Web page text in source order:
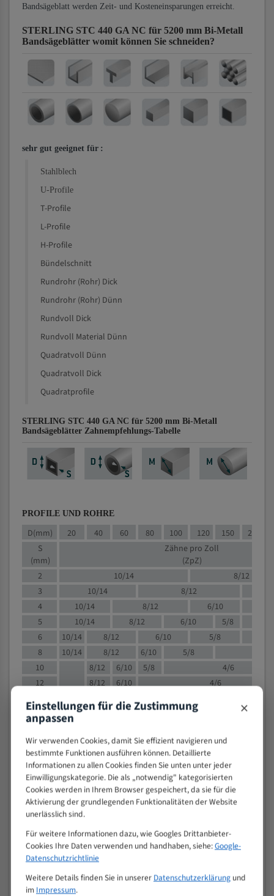
Bandsägeblatt werden Zeit- und Kosteneinsparungen erreicht.
STERLING STC 440 GA NC für 5200 mm Bi-Metall
Bandsägeblätter womit können Sie schneiden?
sehr gut geeignet für :
Stahlblech
U-Profile
T-Profile
L-Profile
H-Profile
Bündelschnitt
Rundrohr (Rohr) Dick
Rundrohr (Rohr) Dünn
Rundvoll Dick
Rundvoll Material Dünn
Quadratvoll Dünn
Quadratvoll Dick
Quadratprofile
STERLING STC 440 GA NC für 5200 mm Bi-Metall
Bandsägeblätter Zahnempfehlungs-Tabelle
PROFILE UND ROHRE
D(mm) 20 40 60 80 100 120 150 200
S
(mm)
Zähne pro Zoll
(ZpZ)
2
10/14
8/12
3
10/14 8/12
4
10/14 8/12 6/10
5
10/14 8/12 6/10
5/8
6
10/14 8/12 6/10
5/8
8
10/14 8/12 6/10 5/8
10
8/12 6/10 5/8
4/6
12
8/12 6/10
4/6
8/12 6/10
20
4/6
50
4/5
80
> 100
VOLLMATERIAL
Zoll (ZpZ))
>
25
10/14
15 - 40
8/12
25 - 50
Einstellungen für die Zustimmung
anpassen ×
Wir verwenden Cookies, damit Sie effizient navigieren und
bestimmte Funktionen ausführen können. Detaillierte
Informationen zu allen Cookies finden Sie unten unter jeder
Einwilligungskategorie. Die als „notwendig" kategorisierten
Cookies werden in Ihrem Browser gespeichert, da sie für die
Aktivierung der grundlegenden Funktionalitäten der Website
unerlässlich sind.
Für weitere Informationen dazu, wie Googles Drittanbieter-
Cookies Ihre Daten verwenden und handhaben, siehe:Google-
Datenschutzrichtlinie
Weitere Details finden Sie in unserer Datenschutzerklärungund
im Impressum.